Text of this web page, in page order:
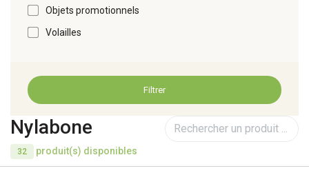
Objets promotionnels
Volailles
Filtrer
Nylabone
32 produit(s) disponibles